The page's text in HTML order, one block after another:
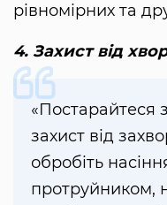
рівномірних та
4. Захист від
«Постарайтеся
захист від
обробіть
протруйником,